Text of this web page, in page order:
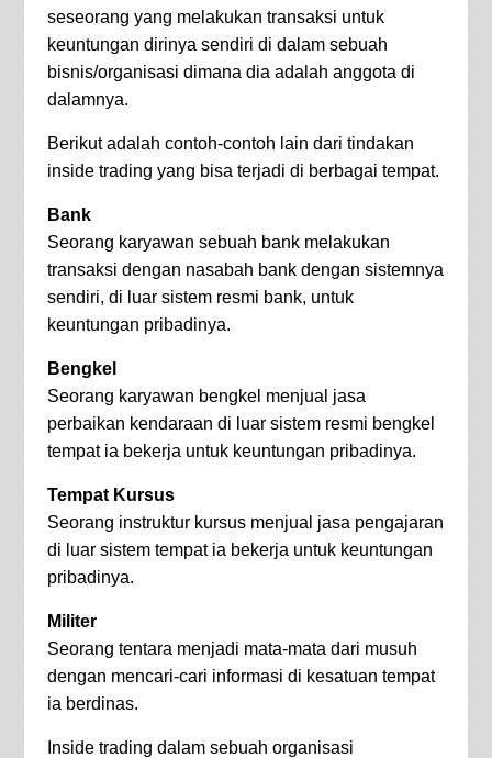
seseorang yang melakukan transaksi untuk
keuntungan dirinya sendiri di dalam sebuah
bisnis/organisasi dimana dia adalah anggota di
dalamnya.
Berikut adalah contoh-contoh lain dari tindakan
inside trading yang bisa terjadi di berbagai tempat.
Bank
Seorang karyawan sebuah bank melakukan
transaksi dengan nasabah bank dengan sistemnya
sendiri, di luar sistem resmi bank, untuk
keuntungan pribadinya.
Bengkel
Seorang karyawan bengkel menjual jasa
perbaikan kendaraan di luar sistem resmi bengkel
tempat ia bekerja untuk keuntungan pribadinya.
Tempat Kursus
Seorang instruktur kursus menjual jasa pengajaran
di luar sistem tempat ia bekerja untuk keuntungan
pribadinya.
Militer
Seorang tentara menjadi mata-mata dari musuh
dengan mencari-cari informasi di kesatuan tempat
ia berdinas.
Inside trading dalam sebuah organisasi